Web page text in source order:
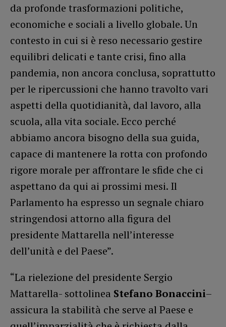
da profonde trasformazioni politiche,
economiche e sociali a livello globale. Un
contesto in cui si è reso necessario gestire
equilibri delicati e tante crisi, fino alla
pandemia, non ancora conclusa, soprattutto
per le ripercussioni che hanno travolto vari
aspetti della quotidianità, dal lavoro, alla
scuola, alla vita sociale. Ecco perché
abbiamo ancora bisogno della sua guida,
capace di mantenere la rotta con profondo
rigore morale per affrontare le sfide che ci
aspettano da qui ai prossimi mesi. Il
Parlamento ha espresso un segnale chiaro
stringendosi attorno alla figura del
presidente Mattarella nell’interesse
dell’unità e del Paese”.
“La rielezione del presidente Sergio
Mattarella- sottolinea Stefano Bonaccini–
assicura la stabilità che serve al Paese e